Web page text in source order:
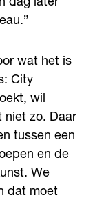
dag later
wat het is
City
wil
niet zo. Daar
tussen een
en de
We
dat moet